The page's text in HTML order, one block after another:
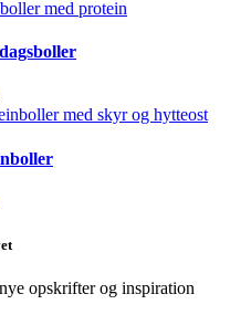
opskrifter og inspiration